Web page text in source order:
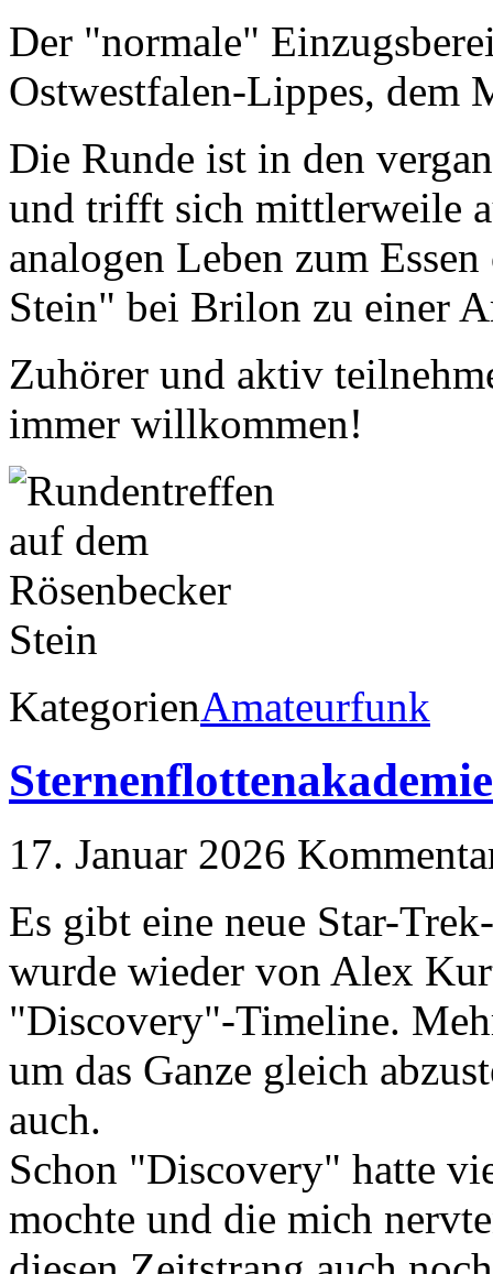
Der "normale"
Ostwestfalen-Lippes, dem
Die Runde ist in den
und trifft sich mittlerweile
analogen Leben zum
Stein" bei Brilon zu einer
Zuhörer und aktiv
immer willkommen!
KategorienAmateurfunk
Sternenflottenakademie
17. Januar 2026
Es gibt eine neue Star-
wurde wieder von Alex
"Discovery"-Timeline.
um das Ganze gleich
auch.
Schon "Discovery" hatte
mochte und die mich